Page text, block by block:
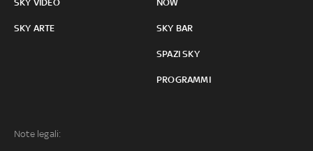
SKY VIDEO
SKY ARTE
NOW
SKY BAR
SPAZI SKY
PROGRAMMI
Note legali: